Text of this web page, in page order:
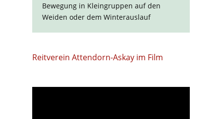
Bewegung in Kleingruppen auf den
Weiden oder dem Winterauslauf
Reitverein Attendorn-Askay im Film